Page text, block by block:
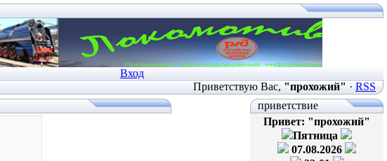
Вход
Приветствую Вас, "прохожий" · RSS
приветствие
Привет: "прохожий"
Пятница
07.08.2026